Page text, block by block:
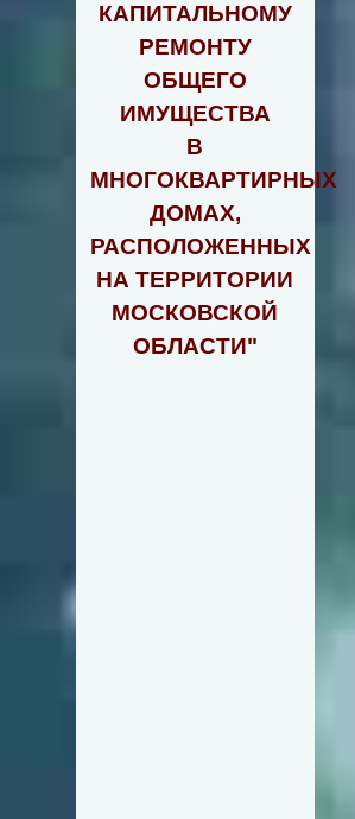
КАПИТАЛЬНОМУ
РЕМОНТУ
ОБЩЕГО
ИМУЩЕСТВА
В
МНОГОКВАРТИРНЫХ
ДОМАХ,
РАСПОЛОЖЕННЫХ
НА ТЕРРИТОРИИ
МОСКОВСКОЙ
ОБЛАСТИ"